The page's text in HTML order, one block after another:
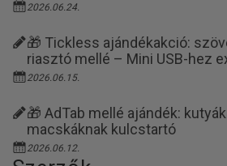
2026.06.24.
🎁 Tickless ajándékakció:
riasztó mellé – Mini USB-hez
2026.06.15.
🎁 AdTab mellé ajándék:
macskáknak kulcstartó
2026.06.12.